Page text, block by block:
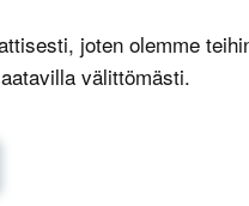
joten olemme
välittömästi.